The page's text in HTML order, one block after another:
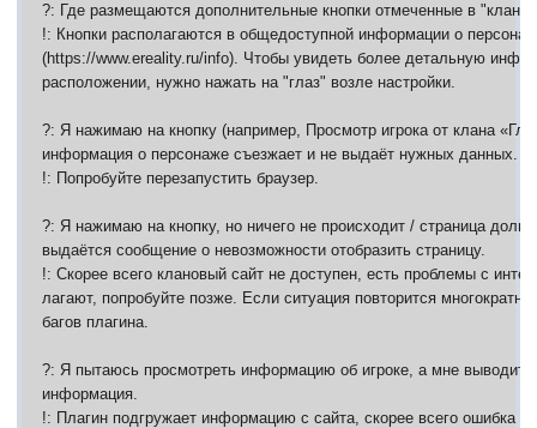
?: Где размещаются дополнительные кнопки отмеченные в
!: Кнопки располагаются в общедоступной информации о
(https://www.ereality.ru/info). Чтобы увидеть более детальную
расположении, нужно нажать на "глаз" возле настройки.
?: Я нажимаю на кнопку (например, Просмотр игрока от клана
информация о персонаже съезжает и не выдаёт нужных данных.
!: Попробуйте перезапустить браузер.
?: Я нажимаю на кнопку, но ничего не происходит / страница долго
выдаётся сообщение о невозможности отобразить страницу.
!: Скорее всего клановый сайт не доступен, есть проблемы с
лагают, попробуйте позже. Если ситуация повторится
багов плагина.
?: Я пытаюсь просмотреть информацию об игроке, а мне
информация.
!: Плагин подгружает информацию с сайта, скорее всего ошибка в